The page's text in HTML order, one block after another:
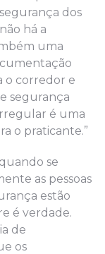
dos
há a
uma
o corredor e
segurança
é uma
o praticante.”
se
as pessoas
estão
é verdade.
de
os